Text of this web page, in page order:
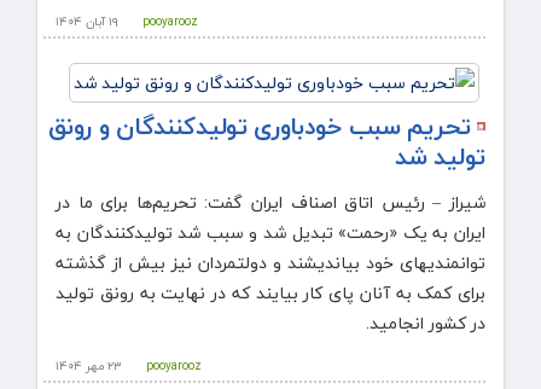
۱۹ آبان ۱۴۰۴ pooyarooz
تحریم سبب خودباوری تولیدکنندگان و رونق
تولید شد
شیراز – رئیس اتاق اصناف ایران گفت: تحریم‌ها برای ما در
ایران به یک «رحمت» تبدیل شد و سبب شد تولیدکنندگان به
توانمندیهای خود بیاندیشند و دولتمردان نیز بیش از گذشته
برای کمک به آنان پای کار بیایند که در نهایت به رونق تولید
در کشور انجامید.
۲۳ مهر ۱۴۰۴ pooyarooz